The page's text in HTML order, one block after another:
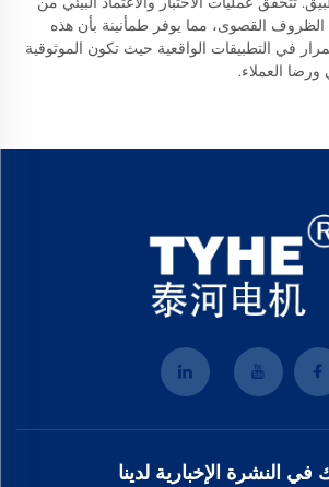
الظروف القصوى، مما يوفر طمأنينة بأن هذه
في التطبيقات الواقعية حيث تكون الموثوقية
العملاء.
في النشرة الإخبارية لدينا